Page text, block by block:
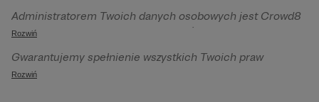
Administratorem Twoich danych osobowych jest Crowd8
sp. z o.o. z siedziba w Warszawie, ul. Żwirki i Wigury 16, 02-
092 Warszawa. Twoje dane osobowe będą przetwarzane w
szczególności w celu wykonania umowy zawartej z Tobą, w
Rozwiń
Gwarantujemy spełnienie wszystkich Twoich praw
wynikających z ogólnego rozporządzenia o ochronie
Rozwiń